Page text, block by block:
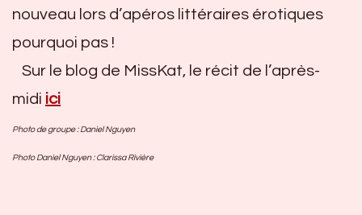
nouveau lors d’apéros littéraires érotiques
pourquoi pas !
Sur le blog de MissKat, le récit de l’après-
midi ici
Photo de groupe : Daniel Nguyen
Photo Daniel Nguyen : Clarissa Rivière